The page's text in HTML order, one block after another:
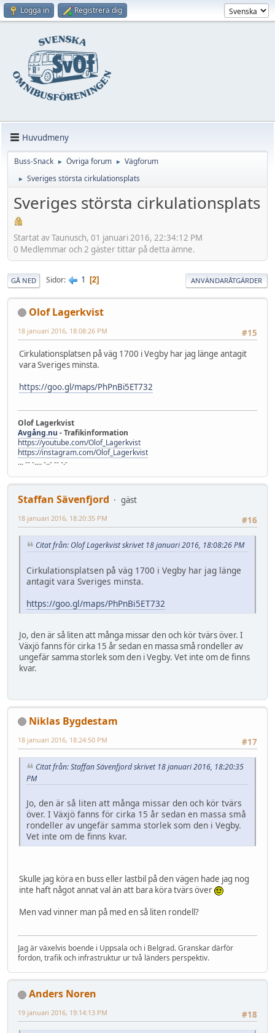
Logga in Registrera dig
Huvudmeny
Buss-Snack ► Övriga forum ► Vägforum
► Sveriges största cirkulationsplats
Sveriges största cirkulationsplats
Startat av Taunusch, 01 januari 2016, 22:34:12 PM
0 Medlemmar och 2 gäster tittar på detta ämne.
GÅ NED Sidor 1 2 ANVÄNDARÅTGÄRDER
Olof Lagerkvist
#15
18 januari 2016, 18:08:26 PM
Cirkulationsplatsen på väg 1700 i Vegby har jag länge antagit
vara Sveriges minsta.
https://goo.gl/maps/PhPnBi5ET732
Olof Lagerkvist
Avgång.nu - Trafikinformation
https://youtube.com/Olof_Lagerkvist
https://instagram.com/Olof_Lagerkvist
... -- -.... -..- -- -.-
Staffan Sävenfjord
gäst
#16
18 januari 2016, 18:20:35 PM
Citat från: Olof Lagerkvist skrivet 18 januari 2016, 18:08:26 PM
Cirkulationsplatsen på väg 1700 i Vegby har jag länge
antagit vara Sveriges minsta.
https://goo.gl/maps/PhPnBi5ET732
Jo, den är så liten att många missar den och kör tvärs över. I
Växjö fanns för cirka 15 år sedan en massa små rondeller av
ungefär samma storlek som den i Vegby. Vet inte om de finns
kvar.
Niklas Bygdestam
#17
18 januari 2016, 18:24:50 PM
Citat från: Staffan Sävenfjord skrivet 18 januari 2016, 18:20:35
PM
Jo, den är så liten att många missar den och kör tvärs
över. I Växjö fanns för cirka 15 år sedan en massa små
rondeller av ungefär samma storlek som den i Vegby.
Vet inte om de finns kvar.
Skulle jag köra en buss eller lastbil på den vägen hade jag nog
inte haft något annat val än att bara köra tvärs över
Men vad vinner man på med en så liten rondell?
Jag är växelvis boende i Uppsala och i Belgrad. Granskar därför
fordon, trafik och infrastruktur ur två länders perspektiv.
Anders Noren
#18
19 januari 2016, 19:14:13 PM